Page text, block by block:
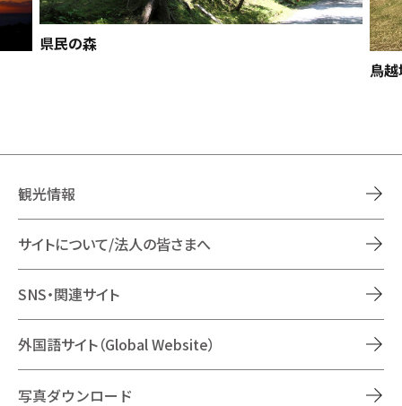
県民の森
鳥
観光情報
サイトについて/法人の皆さまへ
SNS・関連サイト
外国語サイト（Global Website）
写真ダウンロード